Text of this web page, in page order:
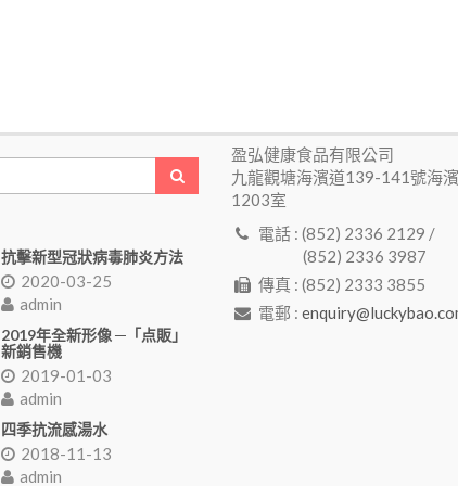
抗擊新型冠狀病毒肺炎方法
2020-03-25
admin
2019年全新形像 ─「点販」
新銷售機
2019-01-03
admin
四季抗流感湯水
2018-11-13
admin
盈弘健康食品有限公司
九龍觀塘海濱道139-141號海
1203室
電話 : (852) 2336 2129 /
(852) 2336 3987
傳真 : (852) 2333 3855
電郵 :